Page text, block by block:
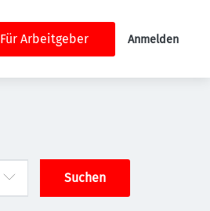
Für Arbeitgeber Anmelden
Suchen